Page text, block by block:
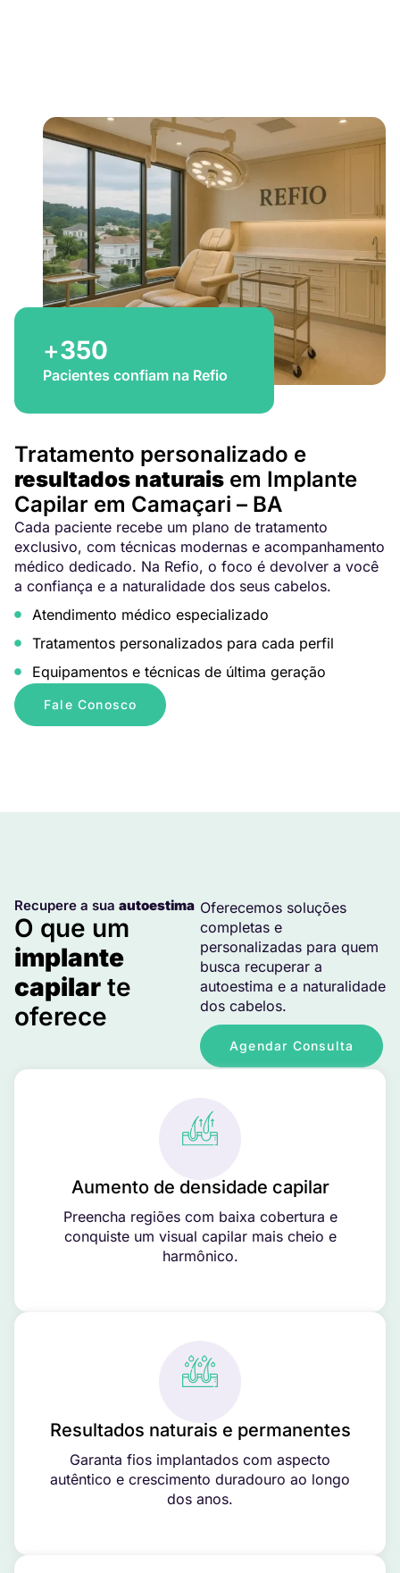
+350
Pacientes confiam na Refio
Tratamento personalizado e
resultados naturais em Implante
Capilar em Camaçari – BA
Cada paciente recebe um plano de tratamento
exclusivo, com técnicas modernas e acompanhamento
médico dedicado. Na Refio, o foco é devolver a você
a confiança e a naturalidade dos seus cabelos.
Atendimento médico especializado
Tratamentos personalizados para cada perfil
Equipamentos e técnicas de última geração
Fale Conosco
Recupere a sua autoestima
O que um
implante
capilar te
oferece
Oferecemos soluções
completas e
personalizadas para quem
busca recuperar a
autoestima e a naturalidade
dos cabelos.
Agendar Consulta
Aumento de densidade capilar
Preencha regiões com baixa cobertura e
conquiste um visual capilar mais cheio e
harmônico.
Resultados naturais e permanentes
Garanta fios implantados com aspecto
autêntico e crescimento duradouro ao longo
dos anos.